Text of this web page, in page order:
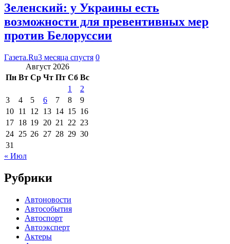
Зеленский: у Украины есть
возможности для превентивных мер
против Белоруссии
Газета.Ru3 месяца спустя 0
Август 2026
Пн Вт Ср Чт Пт Сб Вс
1
2
3
4 5 6 7 8
9
10 11 12 13 14 15 16
17 18 19 20 21 22 23
24 25 26 27 28 29 30
31
« Июл
Рубрики
Автоновости
Автособытия
Автоспорт
Автоэксперт
Актеры